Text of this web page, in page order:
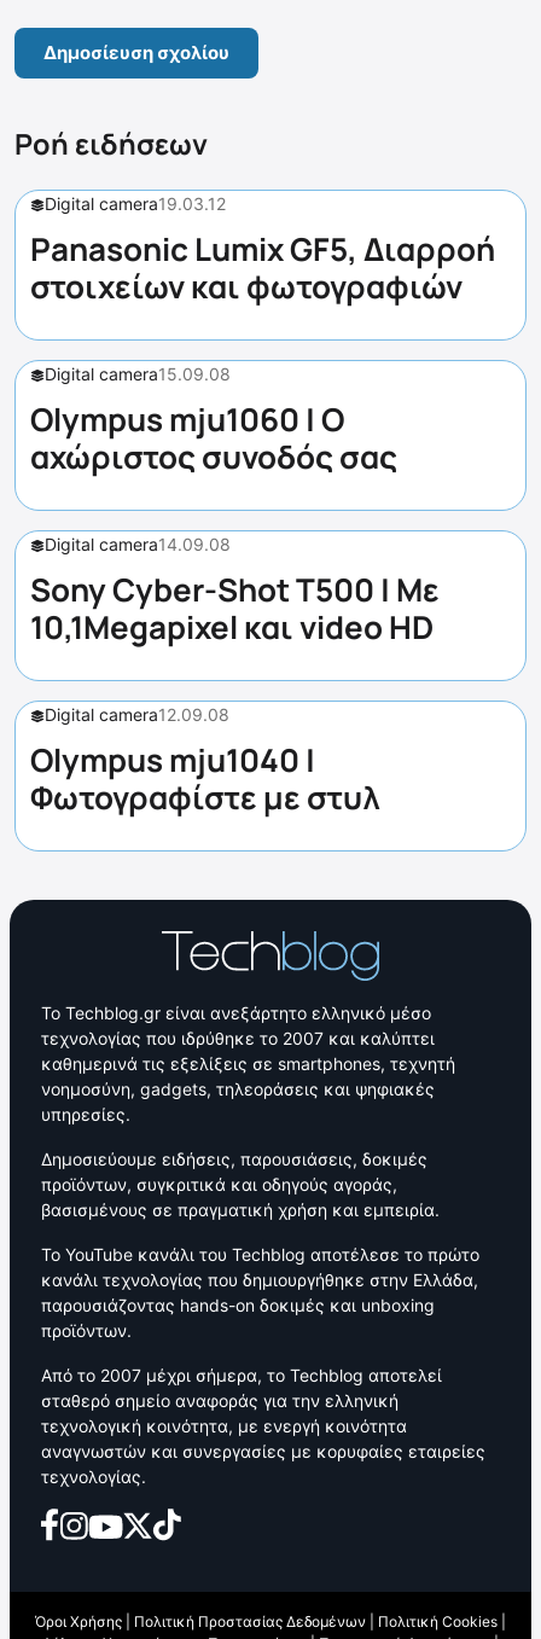
Ροή ειδήσεων
Digital camera19.03.12
Panasonic Lumix GF5, Διαρροή
στοιχείων και φωτογραφιών
Digital camera15.09.08
Olympus mju1060 | Ο
αχώριστος συνοδός σας
Digital camera14.09.08
Sony Cyber-Shot T500 | Με
10,1Megapixel και video HD
Digital camera12.09.08
Olympus mju1040 |
Φωτογραφίστε με στυλ
Το Techblog.gr είναι ανεξάρτητο ελληνικό μέσο
τεχνολογίας που ιδρύθηκε το 2007 και καλύπτει
καθημερινά τις εξελίξεις σε smartphones, τεχνητή
νοημοσύνη, gadgets, τηλεοράσεις και ψηφιακές
υπηρεσίες.
Δημοσιεύουμε ειδήσεις, παρουσιάσεις, δοκιμές
προϊόντων, συγκριτικά και οδηγούς αγοράς,
βασισμένους σε πραγματική χρήση και εμπειρία.
Το YouTube κανάλι του Techblog αποτέλεσε το πρώτο
κανάλι τεχνολογίας που δημιουργήθηκε στην Ελλάδα,
παρουσιάζοντας hands-on δοκιμές και unboxing
προϊόντων.
Από το 2007 μέχρι σήμερα, το Techblog αποτελεί
σταθερό σημείο αναφοράς για την ελληνική
τεχνολογική κοινότητα, με ενεργή κοινότητα
αναγνωστών και συνεργασίες με κορυφαίες εταιρείες
τεχνολογίας.
Όροι Χρήσης Πολιτική Προστασίας Δεδομένων Πολιτική Cookies